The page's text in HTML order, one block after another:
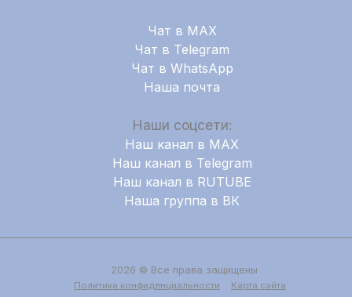
Чат в MAX
Чат в Telegram
Чат в WhatsApp
Наша почта
Наши соцсети:
Наш канал в MAX
Наш канал в Telegram
Наш канал в RUTUBE
Наша группа в ВК
2026 © Все права защищены
Политика конфиденциальности Карта сайта